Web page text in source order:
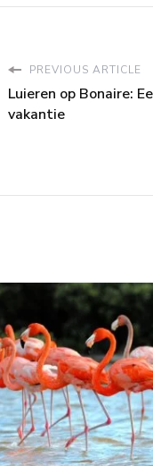
PREVIOUS ARTICLE
Luieren op Bonaire:
vakantie